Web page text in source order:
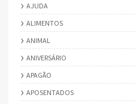
AJUDA
ALIMENTOS
ANIMAL
ANIVERSÁRIO
APAGÃO
APOSENTADOS